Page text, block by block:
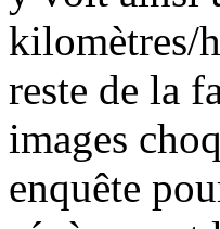
kilomètres/
reste de la
images
enquête